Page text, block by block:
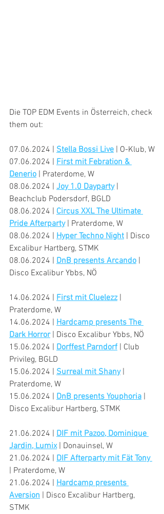
Die TOP EDM Events in Österreich, check
them out:
07.06.2024 | Stella Bossi Live | O-Klub, W
07.06.2024 | First mit Febration &
Denerio | Praterdome, W
08.06.2024 | Joy 1.0 Dayparty |
Beachclub Podersdorf, BGLD
08.06.2024 | Circus XXL The Ultimate
Pride Afterparty | Praterdome, W
08.06.2024 | Hyper Techno Night | Disco
Excalibur Hartberg, STMK
08.06.2024 | DnB presents Arcando |
Disco Excalibur Ybbs, NÖ
14.06.2024 | First mit Cluelezz |
Praterdome, W
14.06.2024 | Hardcamp presents The
Dark Horror | Disco Excalibur Ybbs, NÖ
15.06.2024 | Dorffest Parndorf | Club
Privileg, BGLD
15.06.2024 | Surreal mit Shany |
Praterdome, W
15.06.2024 | DnB presents Youphoria |
Disco Excalibur Hartberg, STMK
21.06.2024 | DIF mit Pazoo, Dominique
Jardin, Lumix | Donauinsel, W
21.06.2024 | DIF Afterparty mit Fät Tony
| Praterdome, W
21.06.2024 | Hardcamp presents
Aversion | Disco Excalibur Hartberg,
STMK